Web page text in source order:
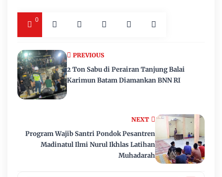
0
NEXT
Program Wajib Santri Pondok Pesantren
Madinatul Ilmi Nurul Ikhlas Latihan
Muhadarah
PREVIOUS
2 Ton Sabu di Perairan Tanjung Balai
Karimun Batam Diamankan BNN RI